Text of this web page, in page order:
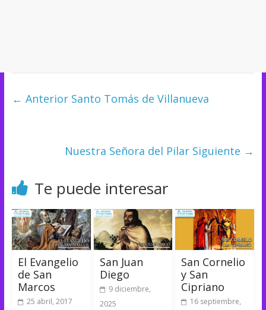
← AnteriorSanto Tomás de Villanueva
Nuestra Señora del Pilar Siguiente →
Te puede interesar
El Evangelio
de San
Marcos
25 abril, 2017
San Juan
Diego
9 diciembre,
2025
San Cornelio
y San
Cipriano
16 septiembre,